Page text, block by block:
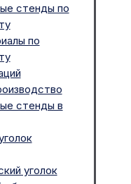
стенды по
по
стенды в
уголок